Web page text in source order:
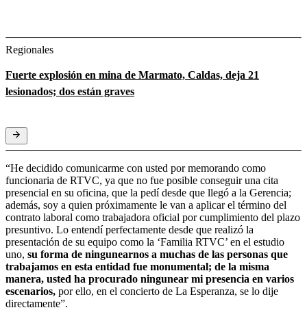
Regionales
Fuerte explosión en mina de Marmato, Caldas, deja 21
lesionados; dos están graves
“He decidido comunicarme con usted por memorando como
funcionaria de RTVC, ya que no fue posible conseguir una cita
presencial en su oficina, que la pedí desde que llegó a la Gerencia;
además, soy a quien próximamente le van a aplicar el término del
contrato laboral como trabajadora oficial por cumplimiento del plazo
presuntivo. Lo entendí perfectamente desde que realizó la
presentación de su equipo como la ‘Familia RTVC’ en el estudio
uno, su forma de ningunearnos a muchas de las personas que
trabajamos en esta entidad fue monumental; de la misma
manera, usted ha procurado ningunear mi presencia en varios
escenarios, por ello, en el concierto de La Esperanza, se lo dije
directamente”.